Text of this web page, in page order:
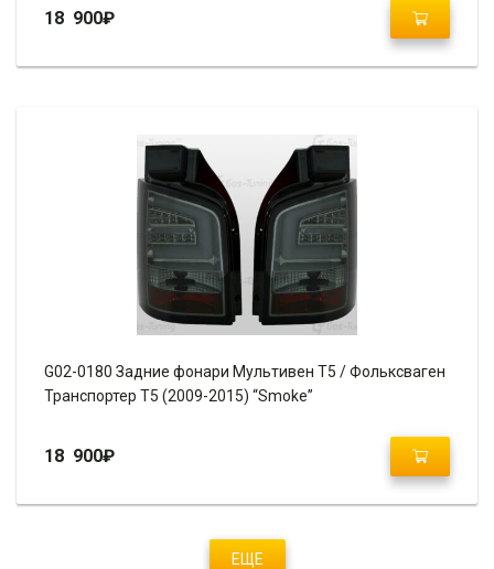
18 900₽
G02-0180 Задние фонари Мультивен Т5 / Фольксваген
Транспортер Т5 (2009-2015) “Smoke”
18 900₽
ЕЩЕ